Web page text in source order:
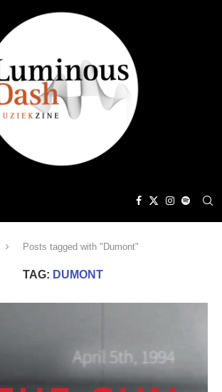
Posts tagged with "Dumont"
TAG: DUMONT